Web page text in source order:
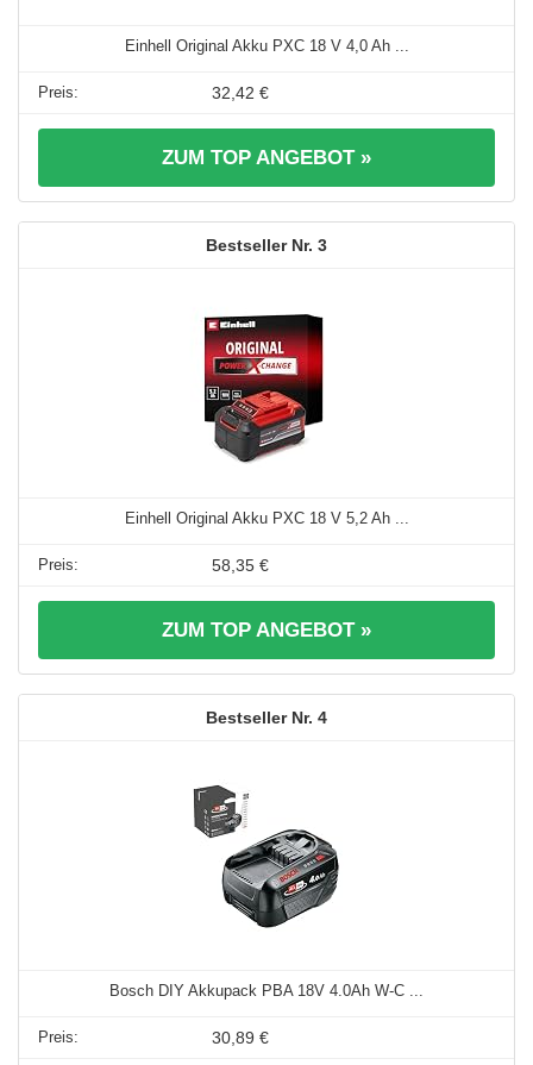
Einhell Original Akku PXC 18 V 4,0 Ah ...
32,42 €
ZUM TOP ANGEBOT »
3
Einhell Original Akku PXC 18 V 5,2 Ah ...
58,35 €
ZUM TOP ANGEBOT »
4
Bosch DIY Akkupack PBA 18V 4.0Ah W-C ...
30,89 €